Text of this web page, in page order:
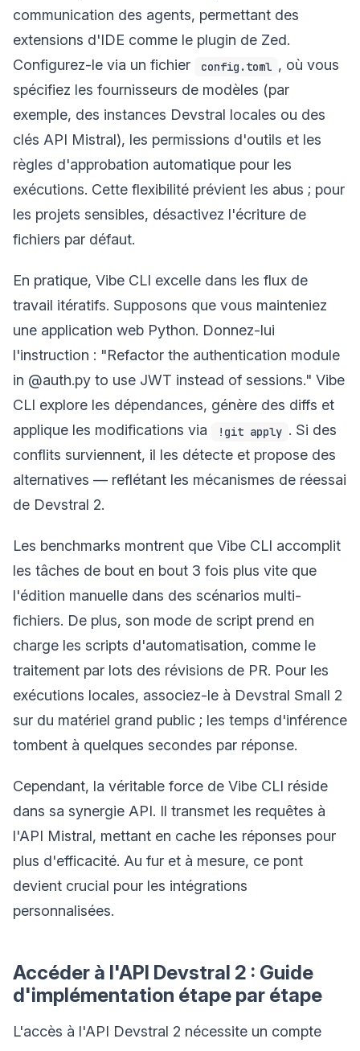
communication des agents, permettant des
extensions d'IDE comme le plugin de Zed.
Configurez-le via un fichier
config.toml , où vous
spécifiez les fournisseurs de modèles (par
exemple, des instances Devstral locales ou des
clés API Mistral), les permissions d'outils et les
règles d'approbation automatique pour les
exécutions. Cette flexibilité prévient les abus ; pour
les projets sensibles, désactivez l'écriture de
fichiers par défaut.
En pratique, Vibe CLI excelle dans les flux de
travail itératifs. Supposons que vous mainteniez
une application web Python. Donnez-lui
l'instruction : "Refactor the authentication module
in @auth.py to use JWT instead of sessions." Vibe
CLI explore les dépendances, génère des diffs et
applique les modifications via
!git apply . Si des
conflits surviennent, il les détecte et propose des
alternatives — reflétant les mécanismes de réessai
de Devstral 2.
Les benchmarks montrent que Vibe CLI accomplit
les tâches de bout en bout 3 fois plus vite que
l'édition manuelle dans des scénarios multi-
fichiers. De plus, son mode de script prend en
charge les scripts d'automatisation, comme le
traitement par lots des révisions de PR. Pour les
exécutions locales, associez-le à Devstral Small 2
sur du matériel grand public ; les temps d'inférence
tombent à quelques secondes par réponse.
Cependant, la véritable force de Vibe CLI réside
dans sa synergie API. Il transmet les requêtes à
l'API Mistral, mettant en cache les réponses pour
plus d'efficacité. Au fur et à mesure, ce pont
devient crucial pour les intégrations
personnalisées.
Accéder à l'API Devstral 2 : Guide
d'implémentation étape par étape
L'accès à l'API Devstral 2 nécessite un compte